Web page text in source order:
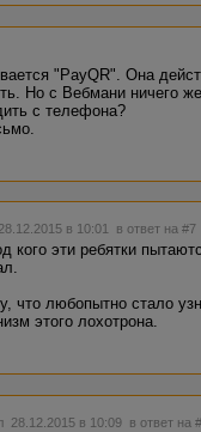
"PayQR". Она
Но с Вебмани ничего
с телефона?
в 10:01 в ответ на #7
кого эти ребятки
что любопытно стало
этого лохотрона.
28.12.2015 в 10:09 в ответ на